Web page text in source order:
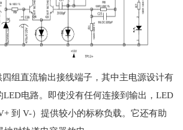
组直流输出接线端子，其中主电源设计有
LED电路。即使没有任何连接到输出，LED
到 V-）提供较小的标称负载。它还有助